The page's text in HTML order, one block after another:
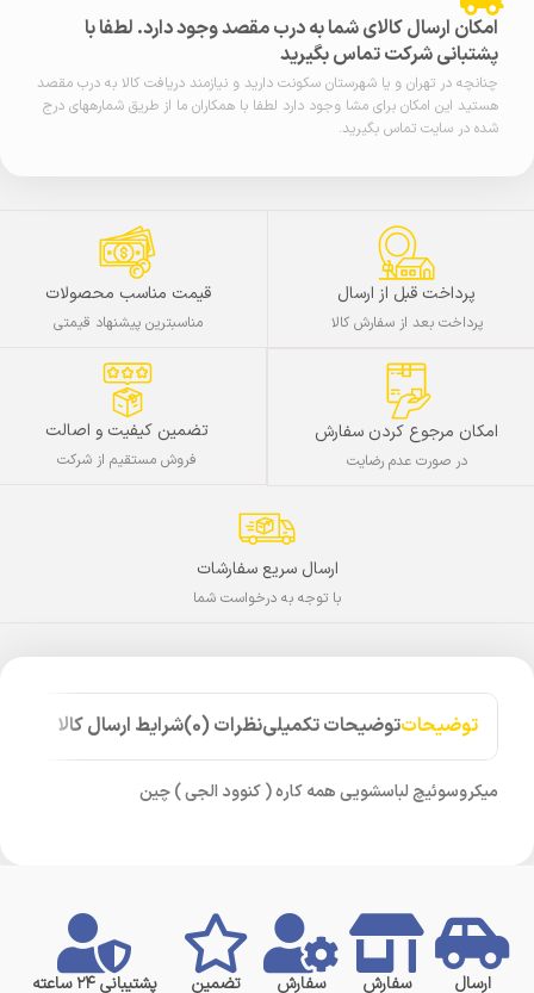
امکان ارسال کالای شما به درب مقصد وجود دارد. لطفا با
پشتبانی شرکت تماس بگیرید
چنانچه در تهران و یا شهرستان سکونت دارید و نیازمند دریافت کالا به درب مقصد
هستید این امکان برای مشا وجود دارد لطفا با همکاران ما از طریق شمارههای درج
شده در سایت تماس بگیرید.
پرداخت قبل از ارسال
پرداخت بعد از سفارش کالا
قیمت مناسب محصولات
مناسبترین پیشنهاد قیمتی
امکان مرجوع کردن سفارش
در صورت عدم رضایت
تضمین کیفیت و اصالت
فروش مستقیم از شرکت
ارسال سریع سفارشات
با توجه به درخواست شما
توضیحاتتوضیحات تکمیلینظرات (0) شرایط ارسال کالا
میکروسوئیچ لباسشویی همه کاره ( کنوود الجی ) چین
ارسال
سفارش
سفارش
تضمین
پشتیبانی ۲۴ ساعته